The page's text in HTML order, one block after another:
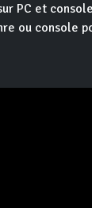
PC et
ou console